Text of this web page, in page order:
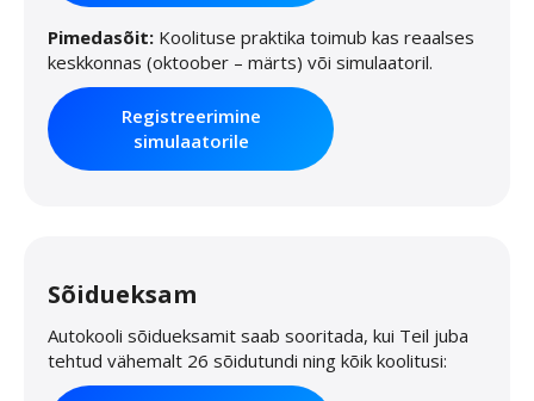
Pimedasõit: Koolituse praktika toimub kas reaalses
keskkonnas (oktoober – märts) või simulaatoril.
Registreerimine
simulaatorile
Sõidueksam
Autokooli sõidueksamit saab sooritada, kui Teil juba
tehtud vähemalt 26 sõidutundi ning kõik koolitusi: